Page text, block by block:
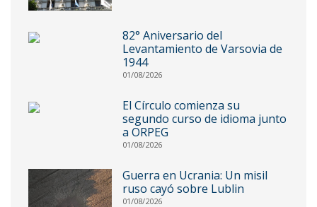
82° Aniversario del
Levantamiento de Varsovia de
1944
01/08/2026
El Círculo comienza su
segundo curso de idioma junto
a ORPEG
01/08/2026
Guerra en Ucrania: Un misil
ruso cayó sobre Lublin
01/08/2026